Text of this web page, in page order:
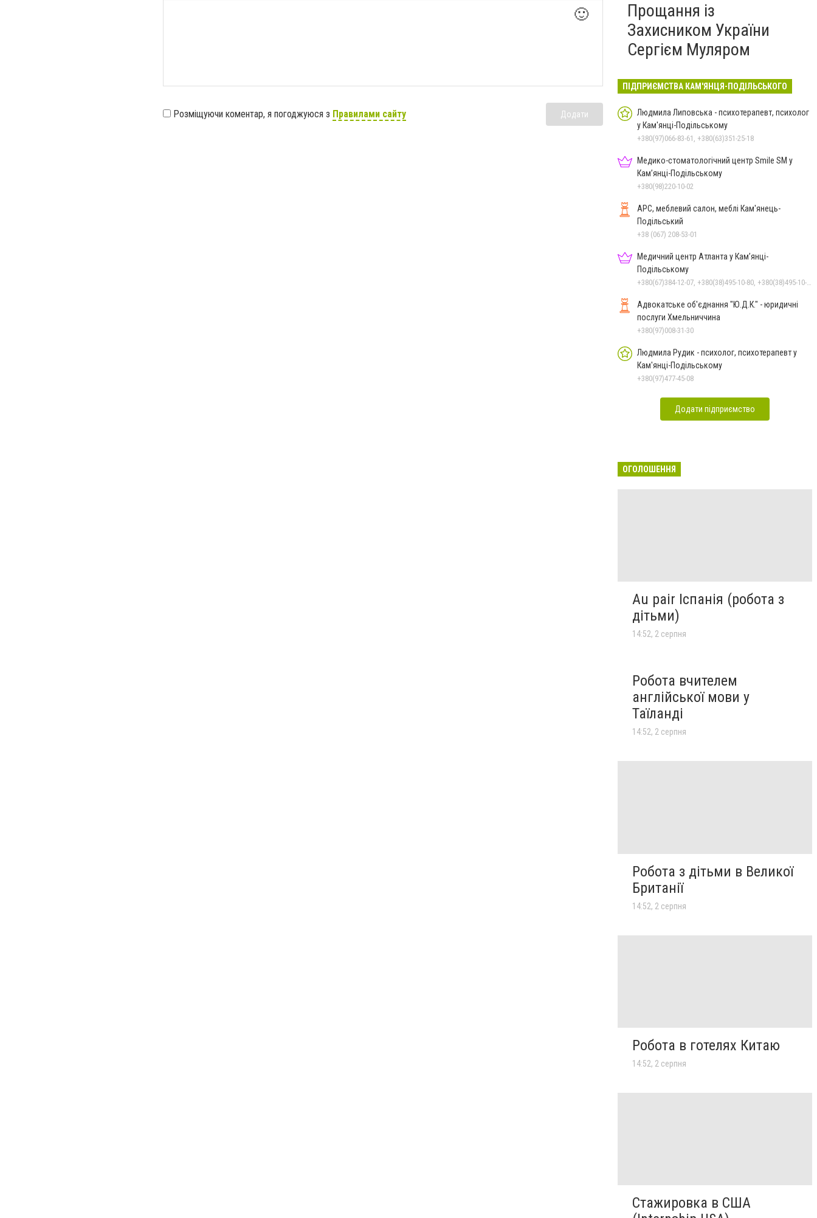
🙂
Розміщуючи коментар, я погоджуюся з Правилами сайту Додати
Прощання із
Захисником України
Сергієм Муляром
ПІДПРИЄМСТВА КАМ'ЯНЦЯ-ПОДІЛЬСЬКОГО
Людмила Липовська - психотерапевт, психолог
у Кам'янці-Подільському
+380(97)066-83-61, +380(63)351-25-18
Медико-стоматологічний центр Smile SM у
Кам’янці-Подільському
+380(98)220-10-02
АРС, меблевий салон, меблі Кам'янець-
Подільський
+38 (067) 208-53-01
Медичний центр Атланта у Кам’янці-
Подільському
+380(67)384-12-07, +380(38)495-10-80, +380(38)495-10-70
Адвокатське об'єднання "Ю.Д.К." - юридичні
послуги Хмельниччина
+380(97)008-31-30
Людмила Рудик - психолог, психотерапевт у
Кам'янці-Подільському
+380(97)477-45-08
Додати підприємство
ОГОЛОШЕННЯ
Au pair Іспанія (робота з
дітьми)
14:52, 2 серпня
Робота вчителем
англійської мови у
Таїланді
14:52, 2 серпня
Робота з дітьми в Великої
Британії
14:52, 2 серпня
Робота в готелях Китаю
14:52, 2 серпня
Стажировка в США